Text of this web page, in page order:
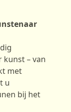
kunst – van
met
u
bij het